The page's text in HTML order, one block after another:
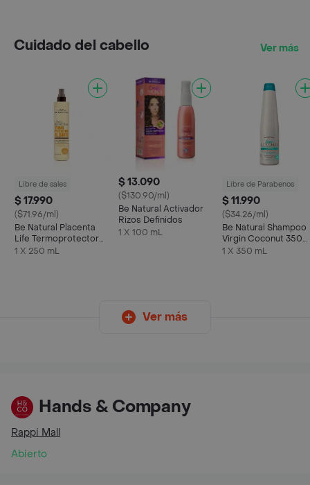
Cuidado del cabello Ver más
Libre de sales
$ 17.990
($71.96/ml)
Be Natural Placenta
Life Termoprotector
Alisante
1 X 250 mL
$ 13.090
($130.90/ml)
Be Natural Activador
Rizos Definidos
1 X 100 mL
Libre de Parabenos
$ 11.990
($34.26/ml)
Be Natural Shampoo
Virgin Coconut 350
mL
1 X 350 mL
Ver más
Hands & Company
Rappi Mall
Abierto